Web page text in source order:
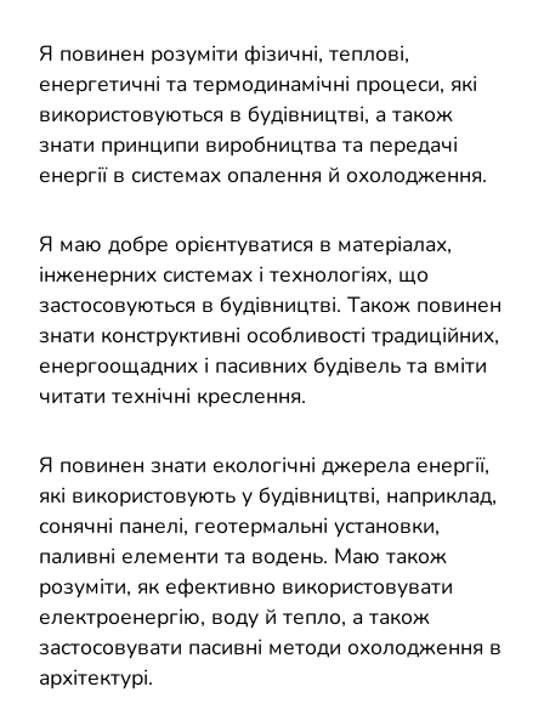
Я повинен розуміти фізичні, теплові,
енергетичні та термодинамічні процеси, які
використовуються в будівництві, а також
знати принципи виробництва та передачі
енергії в системах опалення й охолодження.
Я маю добре орієнтуватися в матеріалах,
інженерних системах і технологіях, що
застосовуються в будівництві. Також повинен
знати конструктивні особливості традиційних,
енергоощадних і пасивних будівель та вміти
читати технічні креслення.
Я повинен знати екологічні джерела енергії,
які використовують у будівництві, наприклад,
сонячні панелі, геотермальні установки,
паливні елементи та водень. Маю також
розуміти, як ефективно використовувати
електроенергію, воду й тепло, а також
застосовувати пасивні методи охолодження в
архітектурі.